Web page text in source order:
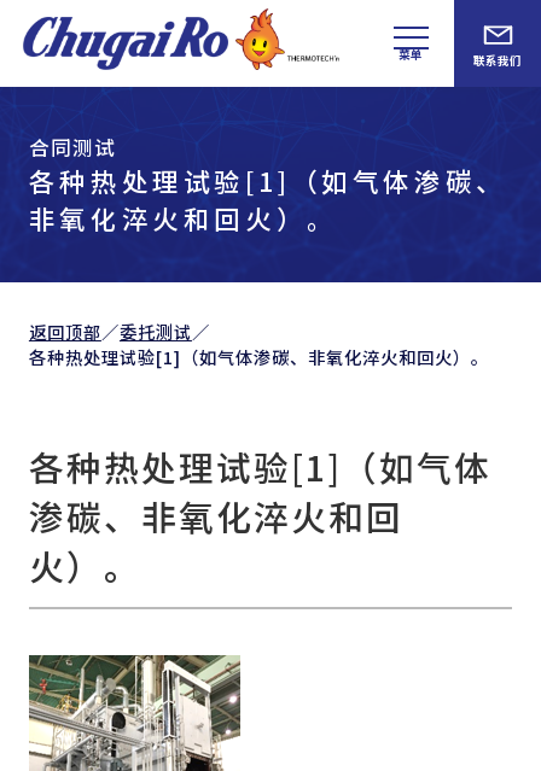
菜单 联系我们
合同测试
各种热处理试验[1]（如气体渗碳、
非氧化淬火和回火）。
返回顶部／委托测试／
各种热处理试验[1]（如气体渗碳、非氧化淬火和回火）。
各种热处理试验[1]（如气体
渗碳、非氧化淬火和回
火）。